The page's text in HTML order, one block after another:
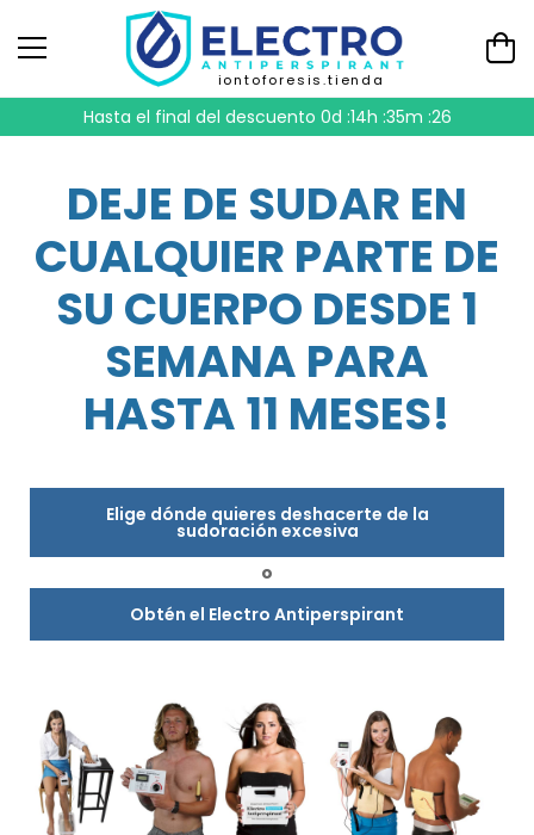
iontoforesis.tienda
Hasta el final del descuento 0d :14h :35m :26
DEJE DE SUDAR EN
CUALQUIER PARTE DE
SU CUERPO DESDE 1
SEMANA PARA
HASTA 11 MESES!
Elige dónde quieres deshacerte de la
sudoración excesiva
o
Obtén el Electro Antiperspirant